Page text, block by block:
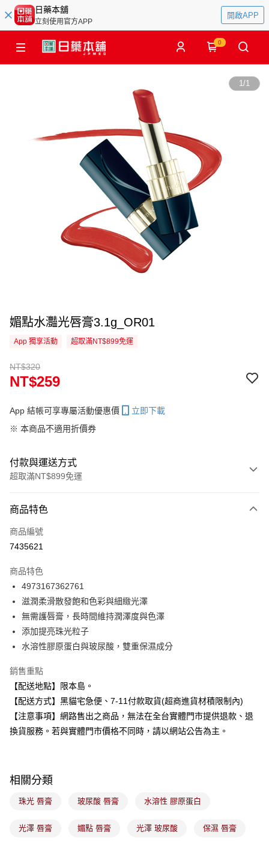
日藥本舖
立刻使用官方APP
開啟APP
0
1/1
媚點水灩光唇膏3.1g_OR01
App 獨享活動 超取滿NT$899免運
NT$320
NT$259
App 結帳可享專屬活動優惠價
立即下載
※ 本商品不適用折價券
付款與運送方式
超取滿NT$899免運
信用卡一次付款
超商取貨付款
Apple Pay
街口支付
悠遊付
Google Pay
全盈+PAY
【大哥付你分期使用說明】
1.本服務由台灣大哥大提供，台灣大哥大用戶可立即使用無須另外申請。
3.實際核准額度、可分期數及費用金額請依後續交易確認頁面所載為準。
4.訂單成立30分鐘內，如未前往確認交易或遇審核未通過，訂單將自動取
消。如遇「轉專審核」未通過狀況，表示未達大哥付你分期系統評分，恕無
1.分期款項不併入電信帳單，「大哥付你分期」於每月結算日後寄送繳費提
ATM付款
全家取貨付款
每筆NT$100，滿NT$899(含以上)免運費
商品特色
商品編號
7435621
商品特色
4973167362761
滋潤柔滑散發飽和色彩與細緻光澤
無需護唇膏，長時間維持潤澤度與色澤
添加提亮珠光粒子
水溶性膠原蛋白與玻尿酸，雙重保濕成分
銷售重點
【配送地點】限本島。
【配送方式】黑貓宅急便、7-11付款取貨(超商進貨材積限制內)
【注意事項】網路售出之商品，無法在全台實體門市提供退款、退
換貨服務。若與實體門市價格不同時，請以網站公告為主。
相關分類
珠光 唇膏 玻尿酸 唇膏 水溶性 膠原蛋白
光澤 唇膏 媚點 唇膏 光澤 玻尿酸 保濕 唇膏